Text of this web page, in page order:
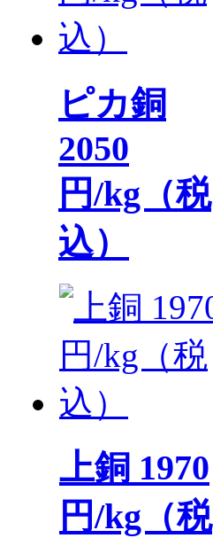
ピカ銅
2050
円/kg（税
込）
上銅 1970
円/kg（税